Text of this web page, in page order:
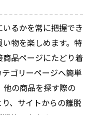
るかを常に把握でき
物を楽しめます。特
品ページにたどり着
ゴリーページへ簡単
の商品を探す際の
、サイトからの離脱